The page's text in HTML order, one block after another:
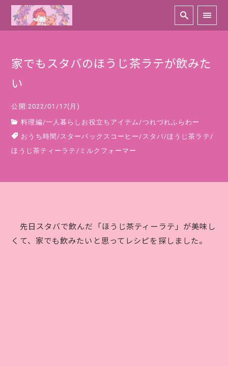
家でもスタバのほうじ茶ラテが飲みた
い
公開:2022/01/17(月)
料理編/一人暮らしお役立ちアイテム /つれづれふらわー
おうち時間 / スターバックスコーヒー / スタバ/ほうじ茶ラテ /
ほうじ茶ティーラテ / ミルクフォーマー
先日スタバで飲んだ「ほうじ茶ティーラテ」が美味し
くて、家でも飲みたいと思ってレシピを探しました。